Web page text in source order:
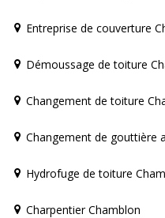
Entreprise de couverture
Démoussage de toiture
Changement de toiture
Changement de gouttière
Hydrofuge de toiture
Charpentier Chamblon